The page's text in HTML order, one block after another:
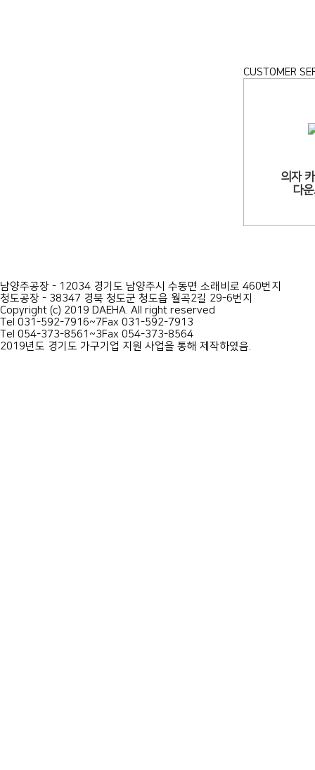
CUSTOMER
의자
다
남양주공장 - 12034 경기도 남양주시 수동면 소래비로 460번지
청도공장 - 38347 경북 청도군 청도읍 월곡2길 29-6번지
Copyright (c) 2019 DAEHA. All right reserved
Tel 031-592-7916~7Fax 031-592-7913
Tel 054-373-8561~3Fax 054-373-8564
2019년도 경기도 가구기업 지원 사업을 통해 제작하였음.